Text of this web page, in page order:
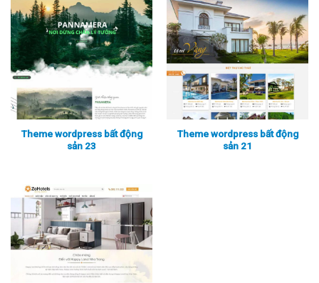
Xem thực tế Xem chi tiết
Theme wordpress bất động
sản 23
Theme wordpress bất động
sản 21